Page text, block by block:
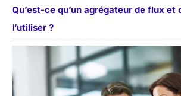
Qu’est-ce qu’un agrégateur de flux et
l’utiliser ?